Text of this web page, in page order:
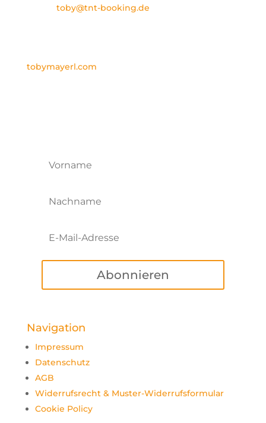
toby@tnt-booking.de
tobymayerl.com
Abonnieren
Navigation
Impressum
Datenschutz
AGB
Widerrufsrecht & Muster-Widerrufsformular
Cookie Policy